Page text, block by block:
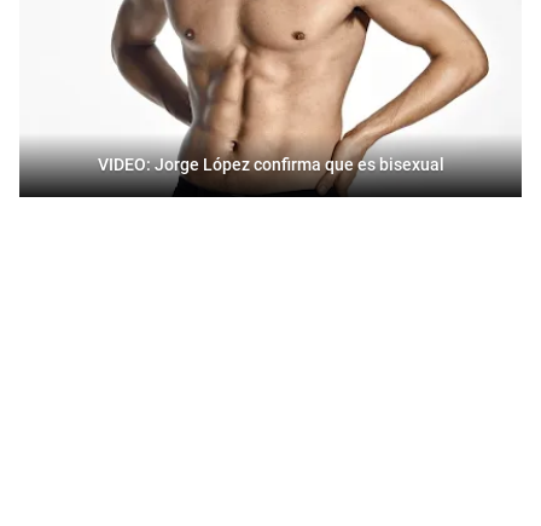
VIDEO: Jorge López confirma que es bisexual